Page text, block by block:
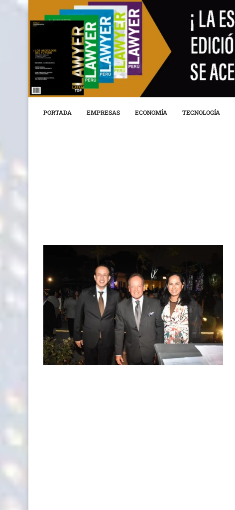
PORTADA EMPRESAS ECONOMÍA TECNOLOGÍA